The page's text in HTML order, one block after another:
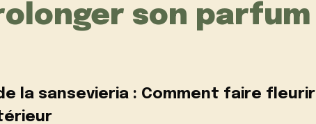
son parfum
la sansevieria : Comment faire fleurir